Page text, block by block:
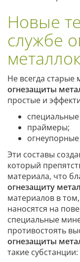
Новые
службе
Не всегда старые
огнезащиты
простые и
специальные
праймеры;
Эти составы
который
материала, что
огнезащиту
материалов в
наносятся на
специальные
противостоять
огнезащиты
такие субстанции: